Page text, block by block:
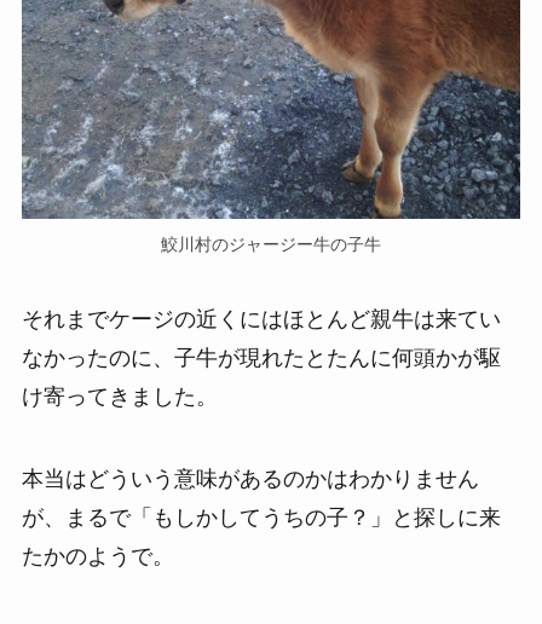
鮫川村のジャージー牛の子牛
それまでケージの近くにはほとんど親牛は来てい
なかったのに、子牛が現れたとたんに何頭かが駆
け寄ってきました。
本当はどういう意味があるのかはわかりません
が、まるで「もしかしてうちの子？」と探しに来
たかのようで。